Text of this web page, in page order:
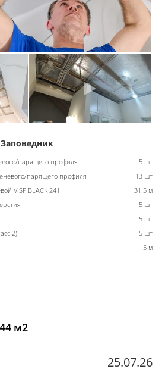
парящего профиля
5 шт
парящего профиля
13 шт
VISP BLACK 241
31.5 м
5 шт
5 шт
2)
5 шт
5 м
м2
25.07.26